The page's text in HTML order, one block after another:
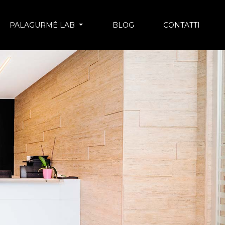
PALAGURMÉ LAB BLOG CONTATTI